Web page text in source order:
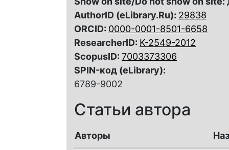
AuthorID (eLibrary.Ru): 29838
ORCID: 0000-0001-8501-6658
ResearcherID: K-2549-2012
ScopusID: 7003373306
SPIN-код (eLibrary):
6789-9002
Статьи автора
Авторы